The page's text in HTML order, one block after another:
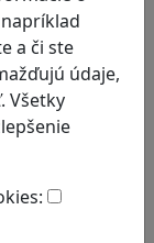
a či ste
údaje,
Všetky
ste
rodiny,…